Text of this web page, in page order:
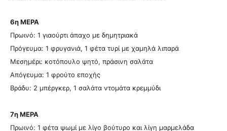
6η ΜΕΡΑ
Πρωινό: 1 γιαούρτι άπαχο με δημητριακά
Πρόγευμα: 1 φρυγανιά, 1 φέτα τυρί με χαμηλά λιπαρά
Μεσημέρι: κοτόπουλο ψητό, πράσινη σαλάτα
Απόγευμα: 1 φρούτο εποχής
Βράδυ: 2 μπέργκερ, 1 σαλάτα ντομάτα κρεμμύδι
7η ΜΕΡΑ
Πρωινό: 1 φέτα ψωμί με λίγο βούτυρο και λίγη μαρμελάδα